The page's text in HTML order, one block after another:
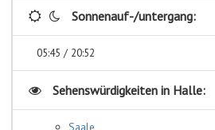
Sonnenauf-/untergang:
05:45 / 20:52
Sehenswürdigkeiten in Halle:
Saale